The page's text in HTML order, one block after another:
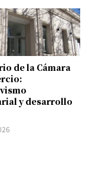
de la Cámara
y desarrollo